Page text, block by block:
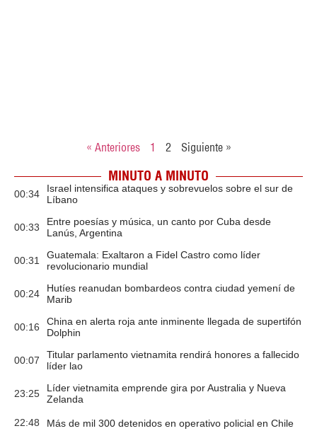
« Anteriores 1 2 Siguiente »
MINUTO A MINUTO
00:34
Israel intensifica ataques y sobrevuelos sobre el sur de
Líbano
00:33
Entre poesías y música, un canto por Cuba desde
Lanús, Argentina
00:31
Guatemala: Exaltaron a Fidel Castro como líder
revolucionario mundial
00:24
Hutíes reanudan bombardeos contra ciudad yemení de
Marib
00:16
China en alerta roja ante inminente llegada de supertifón
Dolphin
00:07
Titular parlamento vietnamita rendirá honores a fallecido
líder lao
23:25
Líder vietnamita emprende gira por Australia y Nueva
Zelanda
22:48 Más de mil 300 detenidos en operativo policial en Chile